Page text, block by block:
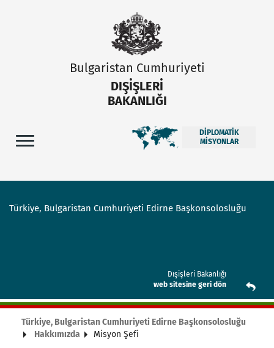
Bulgaristan Cumhuriyeti
DIŞIŞLERI
BAKANLIĞI
DIPLOMATIK
MISYONLAR
Türkiye, Bulgaristan Cumhuriyeti Edirne Başkonsolosluğu
Dışişleri Bakanlığı
web sitesine geri dön
Türkiye, Bulgaristan Cumhuriyeti Edirne Başkonsolosluğu
Hakkımızda
Misyon Şefi